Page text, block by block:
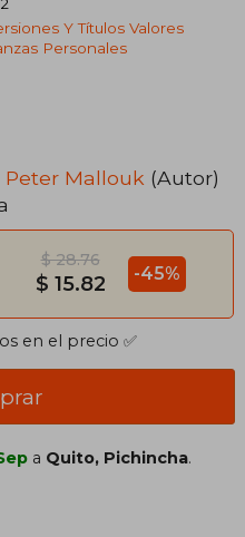
Y Títulos Valores
Personales
Peter Mallouk (Autor)
$ 28.76
$ 15.82 -45%
en el precio ✅
a Quito, Pichincha.